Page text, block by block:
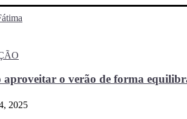
aproveitar o verão de forma
2025